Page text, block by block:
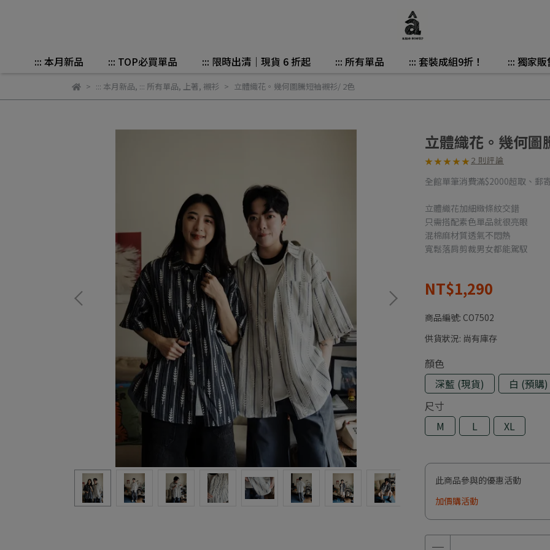
::: 本月新品 ::: TOP必買單品 ::: 限時出清｜現貨 6 折起 ::: 所有單品 ::: 套裝成組9折！ ::: 獨家
::: 本月新品, ::: 所有單品, 上著, 襯衫 立體織花。幾何圖騰短袖襯衫/ 2色
立體織花。幾何圖
★
★ ★
★ ★
★ ★
★ ★
★ 2 則評論
全館單筆消費滿$2000超取、郵
立體織花加細緻條紋交錯
只需搭配素色單品就很亮眼
混棉麻材質透氣不悶熱
寬鬆落肩剪裁男女都能駕馭
NT$1,290
商品編號: CO7502
供貨狀況: 尚有庫存
顏色
深藍 (現貨)
白 (預購)
尺寸
M
L XL
此商品參與的優惠活動
加價購活動